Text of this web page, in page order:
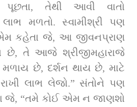
પૂછતા, તેથી આવી વાતો
મળતો. સ્‍વામીશ્રી પણ
કહેતા જે, આ જીવનપ્રાણ
છે, તે આજે શ્રીજીમહારાજે
મળાય છે, દર્શન થાય છે, માટે
લાભ લેજો.” સંતોને પણ
જે, “તમે કોઈ એમ ન જાણશો